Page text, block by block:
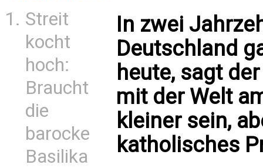
Streit
kocht
hoch:
Braucht
die
barocke
Basilika
In zwei
Deutschland
heute, sagt
mit der Welt
kleiner sein,
katholisches